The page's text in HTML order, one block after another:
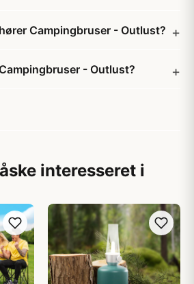
Campingbruser - Outlust?
- Outlust?
interesseret i